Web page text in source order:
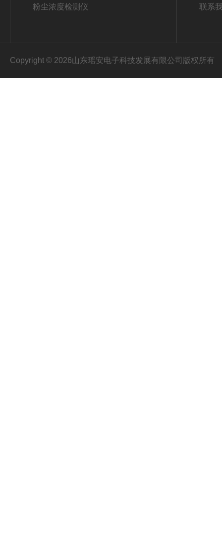
粉尘浓度检测仪 联系
Copyright © 2026山东瑶安电子科技发展有限公司版权所有